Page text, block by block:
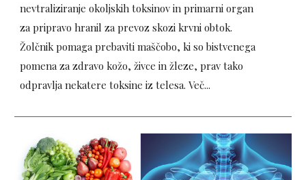
nevtraliziranje okoljskih toksinov in primarni organ
za pripravo hranil za prevoz skozi krvni obtok.
Žolčnik pomaga prebaviti maščobo, ki so bistvenega
pomena za zdravo kožo, živce in žleze, prav tako
odpravlja nekatere toksine iz telesa. Več...